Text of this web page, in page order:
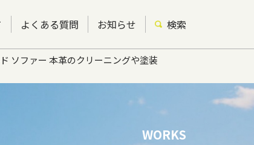
よくある質問 お知らせ 検索
ソファー 本革のクリーニングや塗装
WORKS